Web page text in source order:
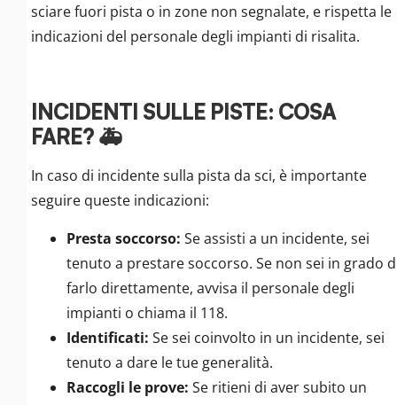
sciare fuori pista o in zone non segnalate, e rispetta le
indicazioni del personale degli impianti di risalita.
INCIDENTI SULLE PISTE: COSA
FARE? 🚑
In caso di incidente sulla pista da sci, è importante
seguire queste indicazioni:
Presta soccorso: Se assisti a un incidente, sei
tenuto a prestare soccorso. Se non sei in grado
farlo direttamente, avvisa il personale degli
impianti o chiama il 118.
Identificati: Se sei coinvolto in un incidente, sei
tenuto a dare le tue generalità.
Raccogli le prove: Se ritieni di aver subito un